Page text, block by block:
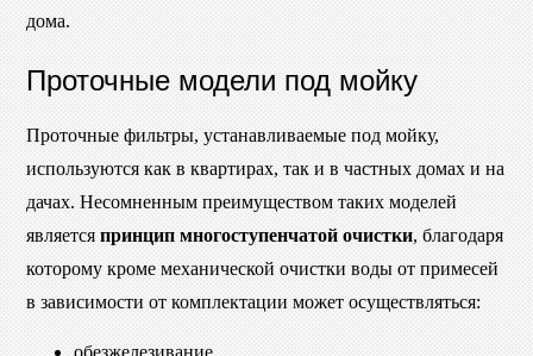
дома.
Проточные модели под мойку
Проточные фильтры, устанавливаемые под мойку,
используются как в квартирах, так и в частных домах и на
дачах. Несомненным преимуществом таких моделей
являетсяпринцип многоступенчатой очистки, благодаря
которому кроме механической очистки воды от примесей
в зависимости от комплектации может осуществляться:
обезжелезивание,